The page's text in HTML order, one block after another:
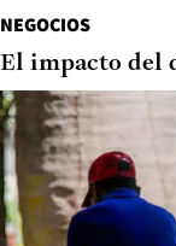
NEGOCIOS
El impacto del